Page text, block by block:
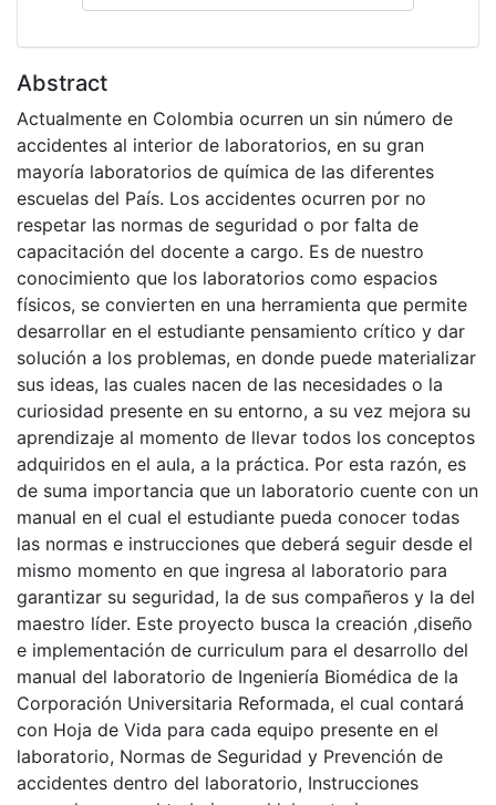
Abstract
Actualmente en Colombia ocurren un sin número de
accidentes al interior de laboratorios, en su gran
mayoría laboratorios de química de las diferentes
escuelas del País. Los accidentes ocurren por no
respetar las normas de seguridad o por falta de
capacitación del docente a cargo. Es de nuestro
conocimiento que los laboratorios como espacios
físicos, se convierten en una herramienta que permite
desarrollar en el estudiante pensamiento crítico y dar
solución a los problemas, en donde puede materializar
sus ideas, las cuales nacen de las necesidades o la
curiosidad presente en su entorno, a su vez mejora su
aprendizaje al momento de llevar todos los conceptos
adquiridos en el aula, a la práctica. Por esta razón, es
de suma importancia que un laboratorio cuente con un
manual en el cual el estudiante pueda conocer todas
las normas e instrucciones que deberá seguir desde el
mismo momento en que ingresa al laboratorio para
garantizar su seguridad, la de sus compañeros y la del
maestro líder. Este proyecto busca la creación ,diseño
e implementación de curriculum para el desarrollo del
manual del laboratorio de Ingeniería Biomédica de la
Corporación Universitaria Reformada, el cual contará
con Hoja de Vida para cada equipo presente en el
laboratorio, Normas de Seguridad y Prevención de
accidentes dentro del laboratorio, Instrucciones